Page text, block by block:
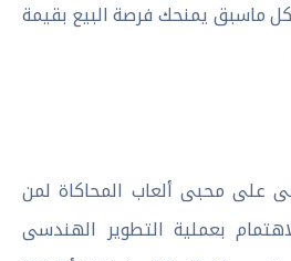
ماسبق يمنحك فرصة البيع بقيمة
على محبى ألعاب المحاكاة لمن
بعملية التطوير الهندسى